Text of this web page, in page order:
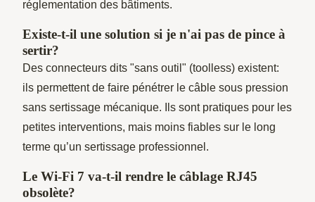
réglementation des bâtiments.
Existe-t-il une solution si je n'ai pas de pince à
sertir?
Des connecteurs dits "sans outil" (toolless) existent:
ils permettent de faire pénétrer le câble sous pression
sans sertissage mécanique. Ils sont pratiques pour les
petites interventions, mais moins fiables sur le long
terme qu’un sertissage professionnel.
Le Wi-Fi 7 va-t-il rendre le câblage RJ45
obsolète?